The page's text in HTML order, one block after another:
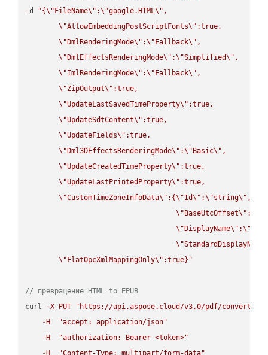
-d "{\" FileName\" :\"google.HTML\" ,
\"AllowEmbeddingPostScriptFonts\" :true,
\" DmlRenderingMode\" :\" Fallback\" ,
\" DmlEffectsRenderingMode\" :\"Simplified\" ,
\"ImlRenderingMode\" :\" Fallback\" ,
\"ZipOutput\" :true,
\"UpdateLastSavedTimeProperty\" :true,
\"UpdateSdtContent\" :true,
\"UpdateFields\" :true,
\" Dml3DEffectsRenderingMode\" :\" Basic\" ,
\"UpdateCreatedTimeProperty\" :true,
\"UpdateLastPrintedProperty\" :true,
\"CustomTimeZoneInfoData\" :{\"Id\" :\"string\" ,
\" BaseUtcOffset\" :
\" DisplayName\" :\"
\"StandardDisplayName
\" FlatOpcXmlMappingOnly\" :true}"
// превращение HTML to EPUB
curl
-X PUT
"https://api.aspose.cloud/v3.0/pdf/convert/
- H
"accept: application/json"
- H
"authorization: Bearer <token>"
- H
"Content-Type: multipart/form-data"